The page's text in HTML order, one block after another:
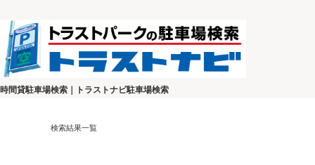
時間貸駐車場検索｜トラストナビ駐車場検索
検索結果一覧